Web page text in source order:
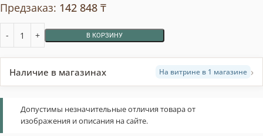
Предзаказ: 142 848 ₸
В КОРЗИНУ
Наличие в магазинах На витрине в 1 магазине ›
Допустимы незначительные отличия товара от
изображения и описания на сайте.